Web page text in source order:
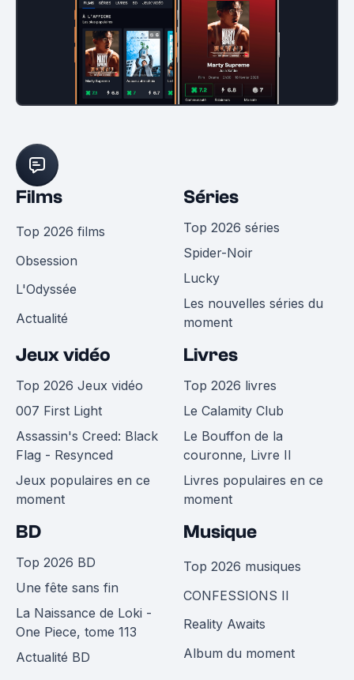
Films
Top 2026 films
Obsession
L'Odyssée
Actualité
Séries
Top 2026 séries
Spider-Noir
Lucky
Les nouvelles séries du
moment
Jeux vidéo
Top 2026 Jeux vidéo
007 First Light
Assassin's Creed: Black
Flag - Resynced
Jeux populaires en ce
moment
Livres
Top 2026 livres
Le Calamity Club
Le Bouffon de la
couronne, Livre II
Livres populaires en ce
moment
BD
Top 2026 BD
Une fête sans fin
La Naissance de Loki -
One Piece, tome 113
Actualité BD
Musique
Top 2026 musiques
CONFESSIONS II
Reality Awaits
Album du moment